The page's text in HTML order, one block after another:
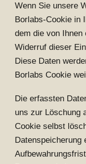
Wenn Sie unsere
Borlabs-Cookie in
dem die von Ihnen
Widerruf dieser
Diese Daten
Borlabs Cookie
Die erfassten
uns zur Löschung
Cookie selbst
Datenspeicherung